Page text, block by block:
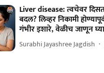
Liver disease: त्वचेवर
बदल? लिव्हर निकामी
गंभीर इशारे, वेळीच जाणून
Surabhi Jayashree Jagdish